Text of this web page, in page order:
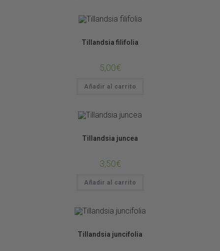
Tillandsia filifolia
5,00€
Añadir al carrito
Tillandsia juncea
3,50€
Añadir al carrito
Tillandsia juncifolia